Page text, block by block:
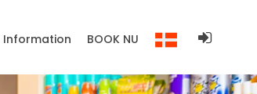
Information BOOK NU